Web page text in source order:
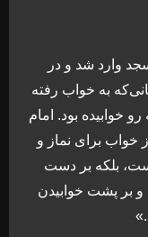
وارد شد و در
به خواب رفته
خوابیده بود. امام
خواب براى نماز و
بلکه بر دست
بر پشت خوابیدن